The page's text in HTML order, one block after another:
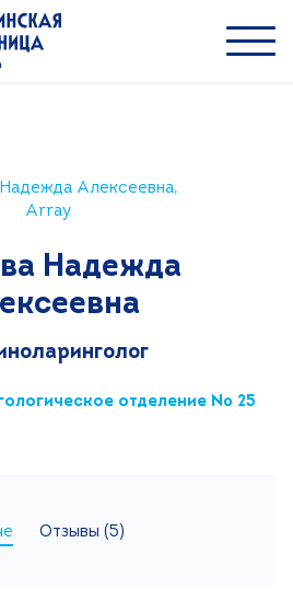
Поиск
Надежда
отделение № 25
Отзывы (5)